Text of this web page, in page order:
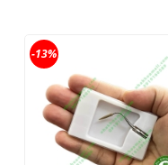
-13%